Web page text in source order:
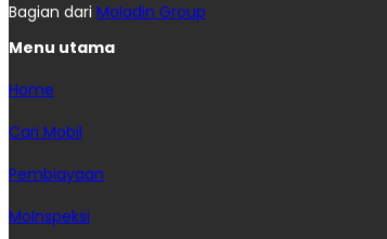
Bagian dari Moladin Group
Menu utama
Home
Cari Mobil
Pembiayaan
MoInspeksi